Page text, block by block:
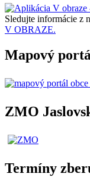
Sledujte informácie z
V OBRAZE.
Mapový
ZMO
Termíny